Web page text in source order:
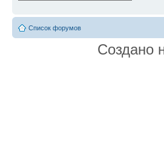
Список форумов
Создано